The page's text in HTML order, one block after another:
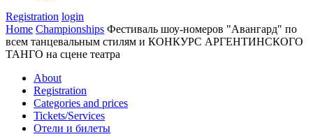
Registration login
Home Championships Фестиваль шоу-номеров "Авангард" по
всем танцевальным стилям и КОНКУРС АРГЕНТИНСКОГО
ТАНГО на сцене театра
About
Registration
Categories and prices
Tickets/Services
Отели и билеты